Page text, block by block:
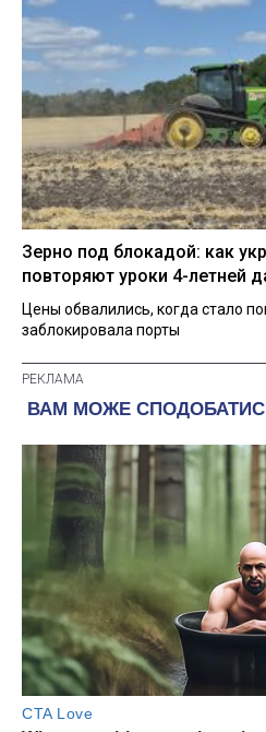
Зерно под блокадой: как
повторяют уроки 4-летней
Цены обвалились, когда стало
заблокировала порты